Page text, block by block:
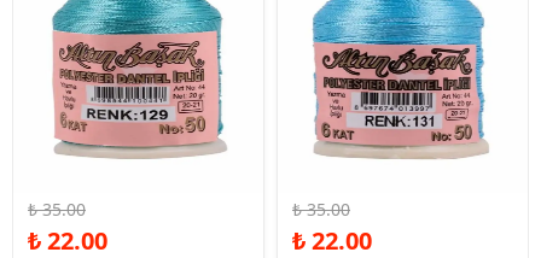
₺ 35.00
₺ 22.00
₺ 35.00
₺ 22.00